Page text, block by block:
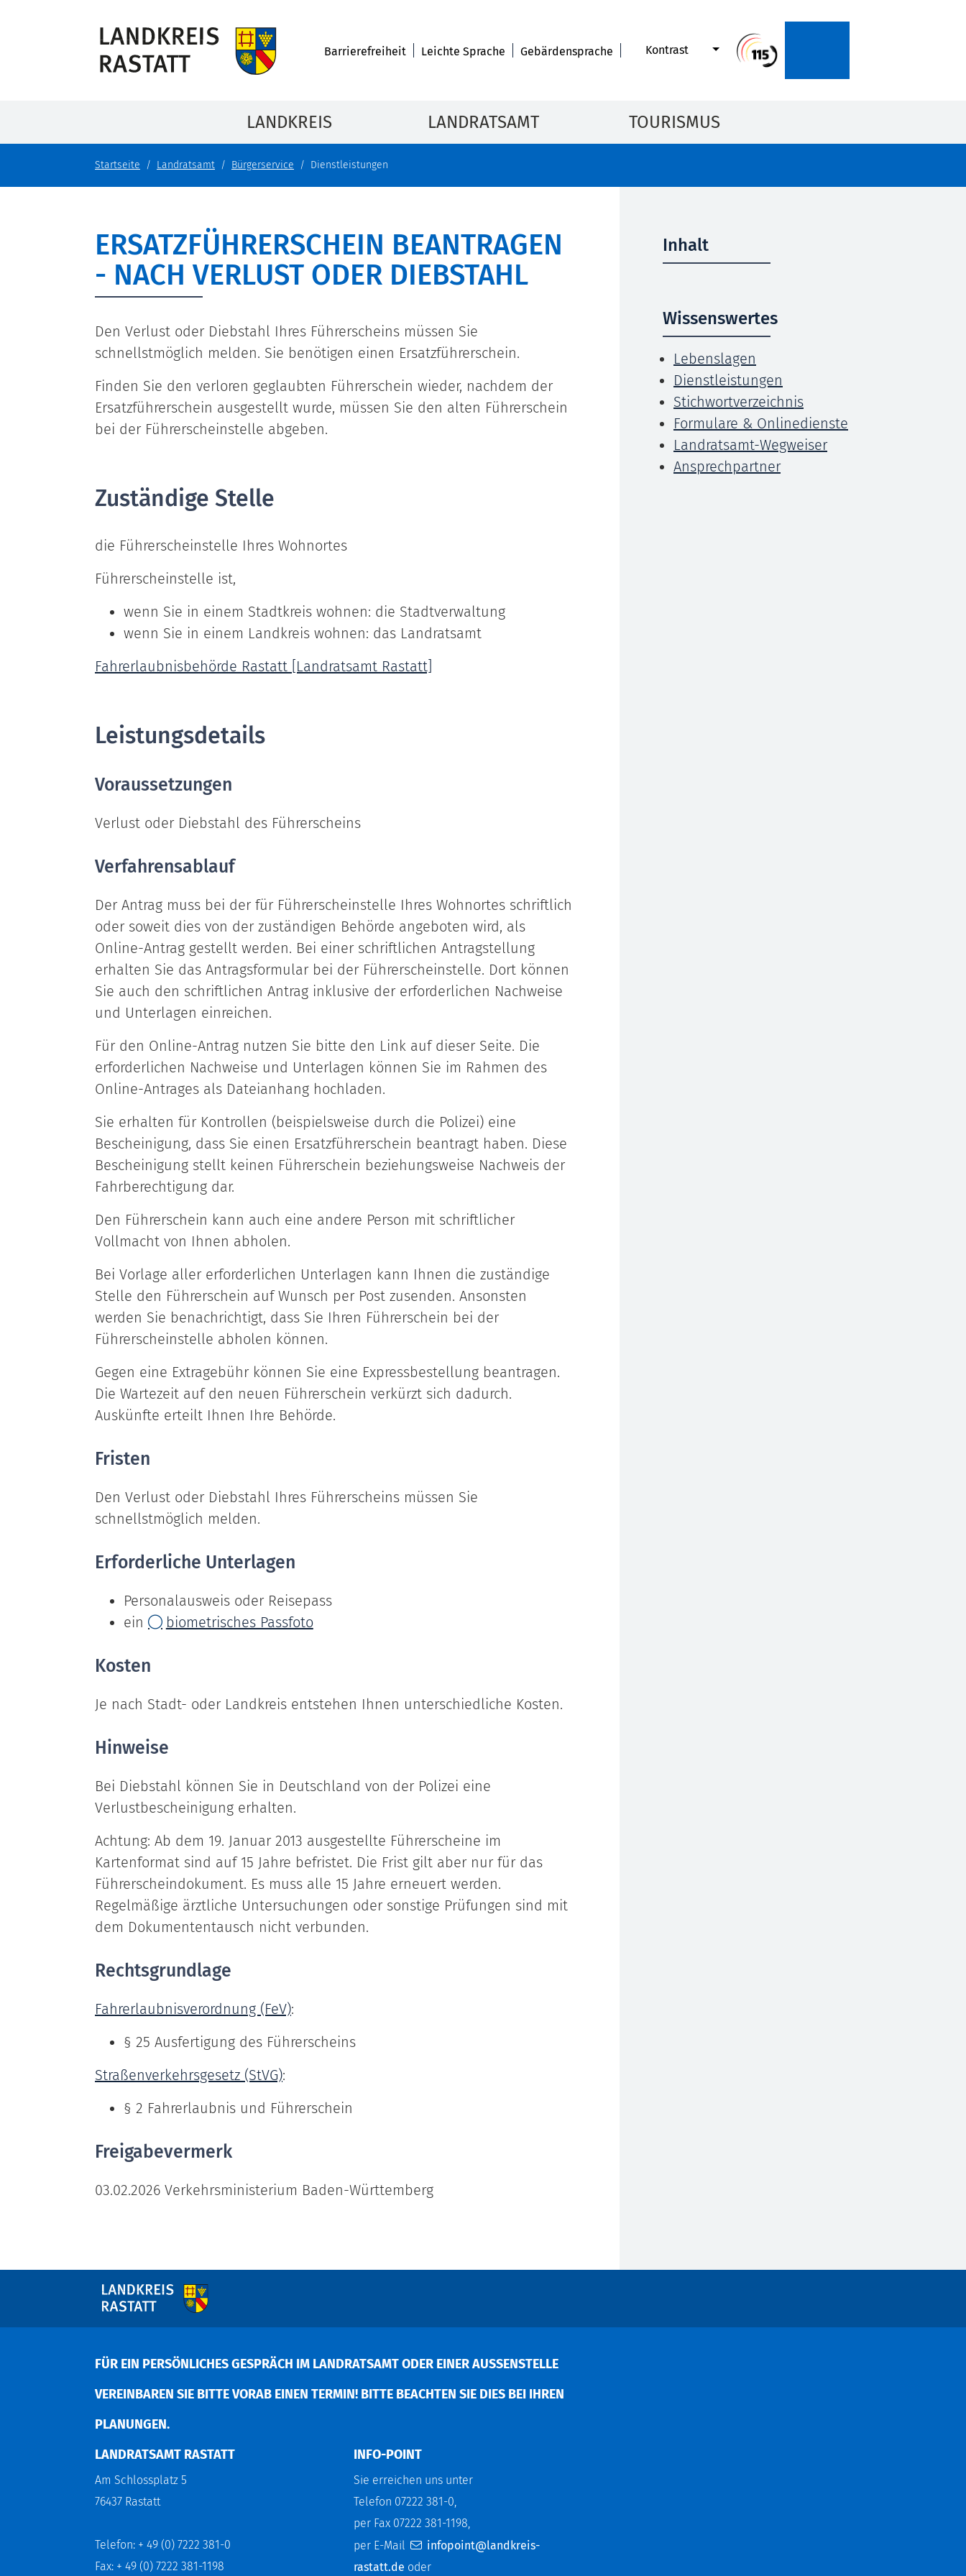
Barrierefreiheit Leichte Sprache Gebärdensprache Kontrast
LANDKREIS LANDRATSAMT TOURISMUS
Startseite Landratsamt Bürgerservice Dienstleistungen
ERSATZFÜHRERSCHEIN BEANTRAGEN
- NACH VERLUST ODER DIEBSTAHL
Den Verlust oder Diebstahl Ihres Führerscheins müssen Sie
schnellstmöglich melden. Sie benötigen einen Ersatzführerschein.
Finden Sie den verloren geglaubten Führerschein wieder, nachdem der
Ersatzführerschein ausgestellt wurde, müssen Sie den alten Führerschein
bei der Führerscheinstelle abgeben.
Zuständige Stelle
die Führerscheinstelle Ihres Wohnortes
Führerscheinstelle ist,
wenn Sie in einem Stadtkreis wohnen: die Stadtverwaltung
wenn Sie in einem Landkreis wohnen: das Landratsamt
Fahrerlaubnisbehörde Rastatt [Landratsamt Rastatt]
Leistungsdetails
Voraussetzungen
Verlust oder Diebstahl des Führerscheins
Verfahrensablauf
Der Antrag muss bei der für Führerscheinstelle Ihres Wohnortes schriftlich
oder soweit dies von der zuständigen Behörde angeboten wird, als
Online-Antrag gestellt werden. Bei einer schriftlichen Antragstellung
erhalten Sie das Antragsformular bei der Führerscheinstelle. Dort können
Sie auch den schriftlichen Antrag inklusive der erforderlichen Nachweise
und Unterlagen einreichen.
Für den Online-Antrag nutzen Sie bitte den Link auf dieser Seite. Die
erforderlichen Nachweise und Unterlagen können Sie im Rahmen des
Online-Antrages als Dateianhang hochladen.
Sie erhalten für Kontrollen (beispielsweise durch die Polizei) eine
Bescheinigung, dass Sie einen Ersatzführerschein beantragt haben. Diese
Bescheinigung stellt keinen Führerschein beziehungsweise Nachweis der
Fahrberechtigung dar.
Den Führerschein kann auch eine andere Person mit schriftlicher
Vollmacht von Ihnen abholen.
Bei Vorlage aller erforderlichen Unterlagen kann Ihnen die zuständige
Stelle den Führerschein auf Wunsch per Post zusenden. Ansonsten
werden Sie benachrichtigt, dass Sie Ihren Führerschein bei der
Führerscheinstelle abholen können.
Gegen eine Extragebühr können Sie eine Expressbestellung beantragen.
Die Wartezeit auf den neuen Führerschein verkürzt sich dadurch.
Auskünfte erteilt Ihnen Ihre Behörde.
Fristen
Den Verlust oder Diebstahl Ihres Führerscheins müssen Sie
schnellstmöglich melden.
Erforderliche Unterlagen
Personalausweis oder Reisepass
ein
biometrisches Passfoto
Kosten
Je nach Stadt- oder Landkreis entstehen Ihnen unterschiedliche Kosten.
Hinweise
Bei Diebstahl können Sie in Deutschland von der Polizei eine
Verlustbescheinigung erhalten.
Achtung: Ab dem 19. Januar 2013 ausgestellte Führerscheine im
Kartenformat sind auf 15 Jahre befristet. Die Frist gilt aber nur für das
Führerscheindokument. Es muss alle 15 Jahre erneuert werden.
Regelmäßige ärztliche Untersuchungen oder sonstige Prüfungen sind mit
dem Dokumententausch nicht verbunden.
Rechtsgrundlage
Fahrerlaubnisverordnung (FeV):
§ 25 Ausfertigung des Führerscheins
Straßenverkehrsgesetz (StVG):
§ 2 Fahrerlaubnis und Führerschein
Freigabevermerk
03.02.2026 Verkehrsministerium Baden-Württemberg
Inhalt
Wissenswertes
Lebenslagen
Dienstleistungen
Stichwortverzeichnis
Formulare & Onlinedienste
Landratsamt-Wegweiser
Ansprechpartner
FÜR EIN PERSÖNLICHES GESPRÄCH IM LANDRATSAMT ODER EINER AUSSENSTELLE V
EREINBAREN SIE BITTE VORAB EINEN TERMIN! BITTE BEACHTEN SIE DIES BEI IHREN P
LANUNGEN.
LANDRATSAMT RASTATT
Am Schlossplatz 5
76437 Rastatt
Telefon: + 49 (0) 7222 381-0
Fax: + 49 (0) 7222 381-1198
INFO-POINT
Sie erreichen uns unter
Telefon 07222 381-0,
per Fax 07222 381-1198,
per E-Mail
infopoint@landkreis-
rastatt.de oder